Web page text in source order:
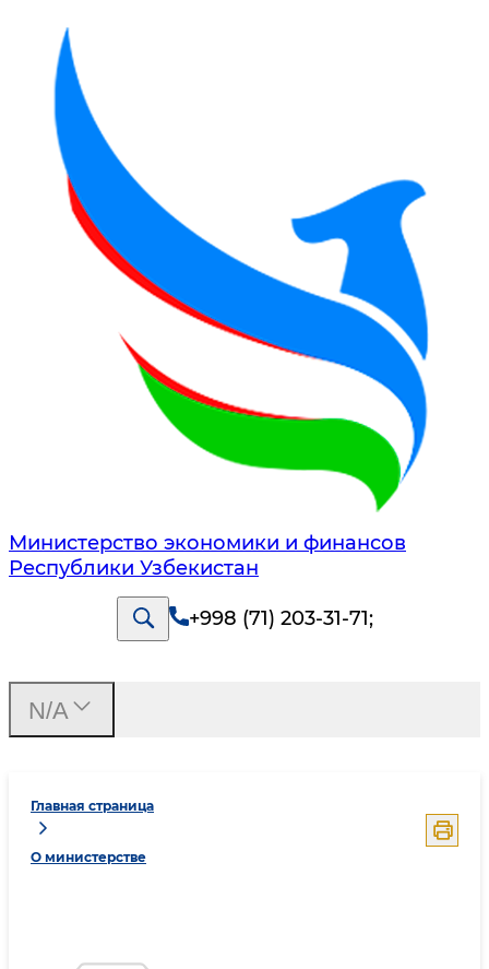
Министерство экономики и финансов
Республики Узбекистан
+998 (71) 203-31-71;
Главная страница
О министерстве
N/A